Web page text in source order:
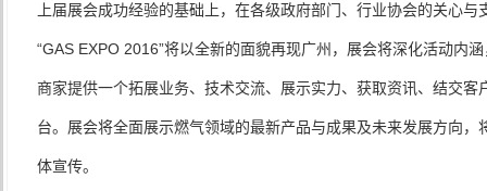
上届展会成功经验的基础上，在各级政府部门、行业协会的关心
“GAS EXPO 2016”将以全新的面貌再现广州，展会将深化活动内
商家提供一个拓展业务、技术交流、展示实力、获取资讯、结交
台。展会将全面展示燃气领域的最新产品与成果及未来发展方向
体宣传。